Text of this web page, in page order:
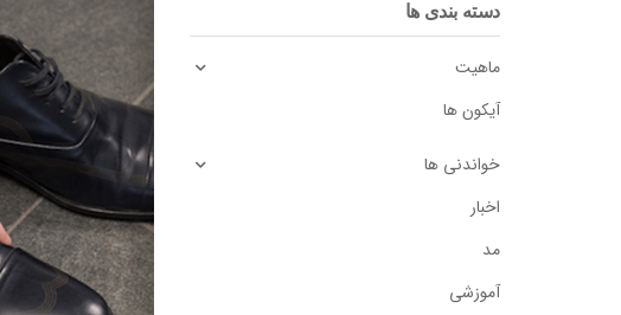
دسته بندی ها
ماهیت
آیکون ها
خواندنی ها
اخبار
مد
آموزشی